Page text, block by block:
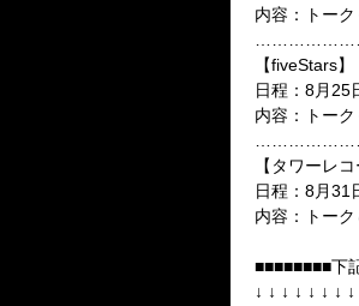
内容：トー
【fiveStars】
日程： 8月25
内容：トー
【タワーレ
日程： 8月31
内容：トー
■■■■■■■■下
↓ ↓ ↓ ↓ ↓ ↓ ↓